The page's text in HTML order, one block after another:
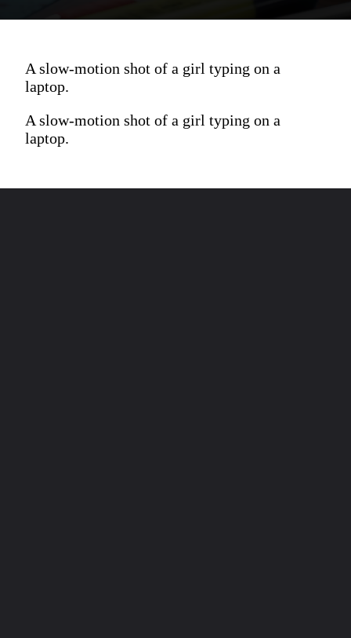
A slow-motion shot of a girl typing on a
laptop.
A slow-motion shot of a girl typing on a
laptop.